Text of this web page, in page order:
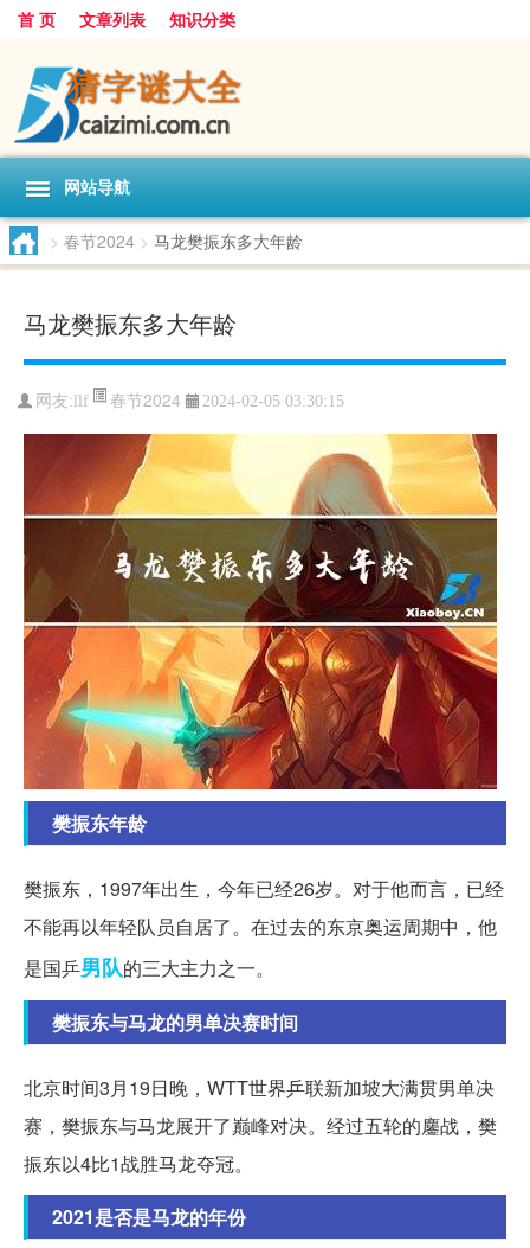
首 页 文章列表 知识分类
网站导航
> 春节2024 > 马龙樊振东多大年龄
马龙樊振东多大年龄
网友: llf 春节2024 2024-02-05 03:30:15
樊振东年龄
樊振东，1997年出生，今年已经26岁。对于他而言，已经
不能再以年轻队员自居了。在过去的东京奥运周期中，他
是国乒男队的三大主力之一。
樊振东与马龙的男单决赛时间
北京时间3月19日晚，WTT世界乒联新加坡大满贯男单决
赛，樊振东与马龙展开了巅峰对决。经过五轮的鏖战，樊
振东以4比1战胜马龙夺冠。
2021是否是马龙的年份